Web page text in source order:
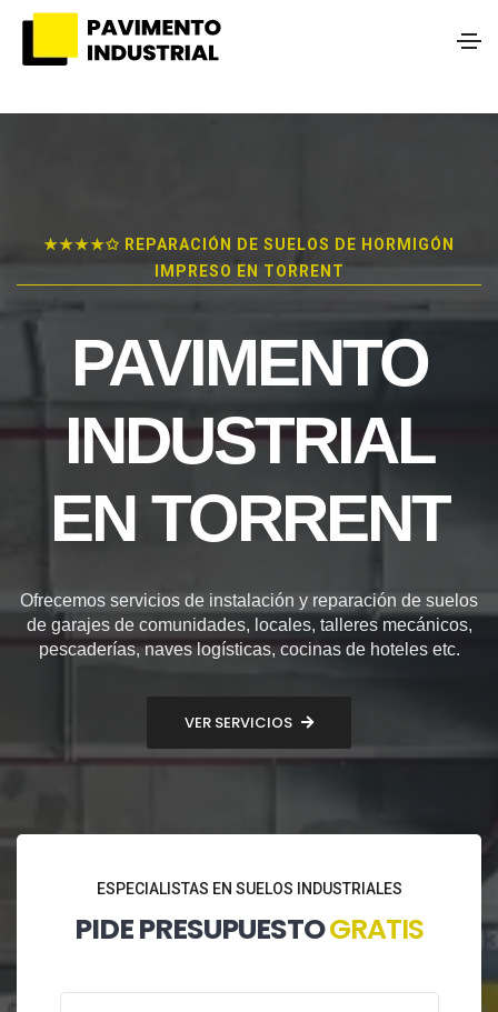
★★★★✩ REPARACIÓN DE SUELOS DE HORMIGÓN
IMPRESO EN TORRENT
PAVIMENTO
INDUSTRIAL
EN TORRENT
Ofrecemos servicios de instalación y reparación de suelos
de garajes de comunidades, locales, talleres mecánicos,
pescaderías, naves logísticas, cocinas de hoteles etc.
VER SERVICIOS
ESPECIALISTAS EN SUELOS INDUSTRIALES
PIDE PRESUPUESTOGRATIS